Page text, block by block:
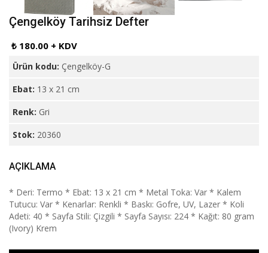
Çengelköy Tarihsiz Defter
₺ 180.00 + KDV
Ürün kodu: Çengelköy-G
Ebat: 13 x 21 cm
Renk: Gri
Stok: 20360
AÇIKLAMA
* Deri: Termo * Ebat: 13 x 21 cm * Metal Toka: Var * Kalem
Tutucu: Var * Kenarlar: Renkli * Baskı: Gofre, UV, Lazer * Koli
Adeti: 40 * Sayfa Stili: Çizgili * Sayfa Sayısı: 224 * Kağıt: 80 gram
(Ivory) Krem